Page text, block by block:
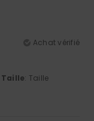
Achat vérifié
Taille: Taille